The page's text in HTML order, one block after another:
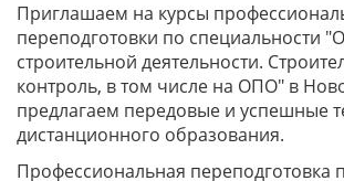
Приглашаем на курсы
переподготовки по специальности
строительной деятельности.
контроль, в том числе на ОПО" в
предлагаем передовые и успешные
дистанционного образования.
Профессиональная переподготовка